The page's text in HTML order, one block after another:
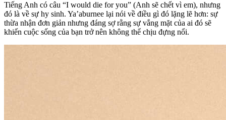
Tiếng Anh có câu “I would die for you” (Anh sẽ chết vì em), nhưng
đó là về sự hy sinh. Ya’aburnee lại nói về điều gì đó lặng lẽ hơn: sự
thừa nhận đơn giản nhưng đáng sợ rằng sự vắng mặt của ai đó sẽ
khiến cuộc sống của bạn trở nên không thể chịu đựng nổi.